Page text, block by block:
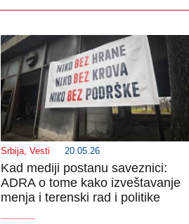
Srbija, Vesti 20.05.26
Kad mediji postanu saveznici:
ADRA o tome kako izveštavanje
menja i terenski rad i politike